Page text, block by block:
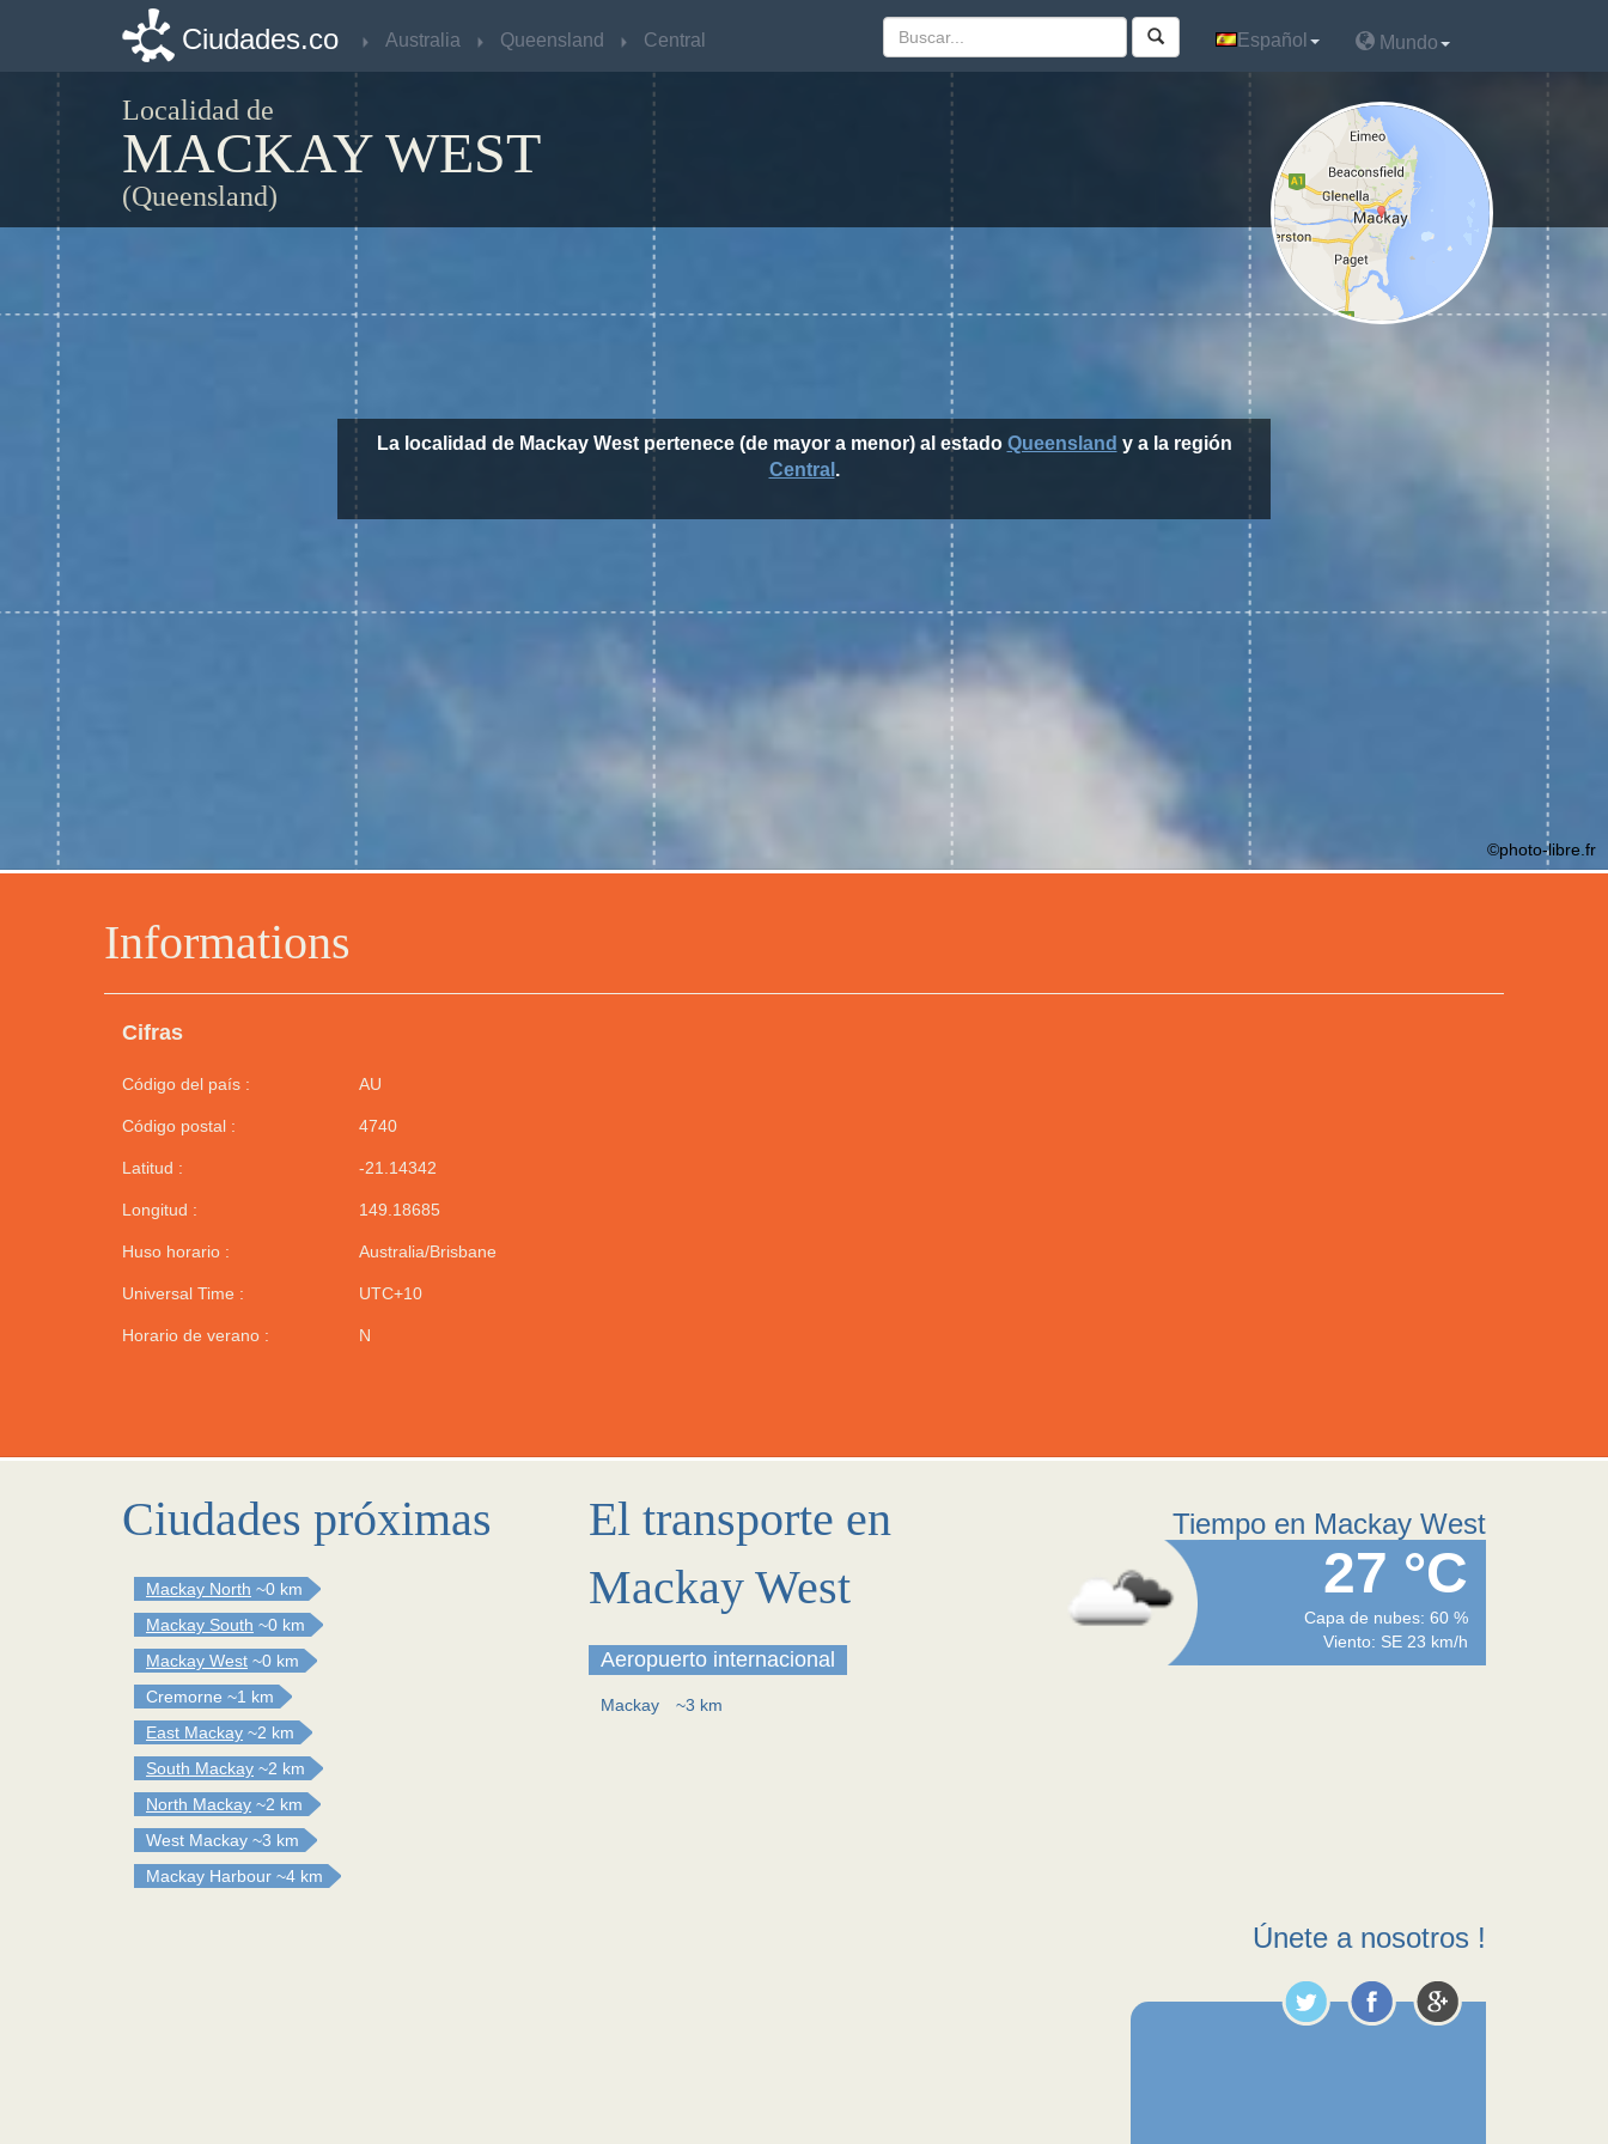
Ciudades.co Australia Queensland Central Español Mundo
Localidad de
MACKAY WEST
(Queensland)
Informations
Cifras
Código del país : AU
Código postal : 4740
Latitud : -21.14342
Longitud : 149.18685
Huso horario : Australia/Brisbane
Universal Time : UTC+10
Horario de verano : N
La localidad de Mackay West pertenece (de mayor a menor) al estado Queensland y a la región
Central .
©photo-libre.fr
Ciudades próximas
Mackay North ~0 km
Mackay South ~0 km
Mackay West ~0 km
Cremorne ~1 km
East Mackay ~2 km
South Mackay ~2 km
North Mackay ~2 km
West Mackay ~3 km
Mackay Harbour ~4 km
El transporte en
Mackay West
Aeropuerto internacional
Mackay ~3 km
Tiempo en Mackay West
27 °C
Capa de nubes: 60 %
Viento: SE 23 km/h
Únete a nosotros !
Ciudades.co Australia Queensland Central Español Mundo